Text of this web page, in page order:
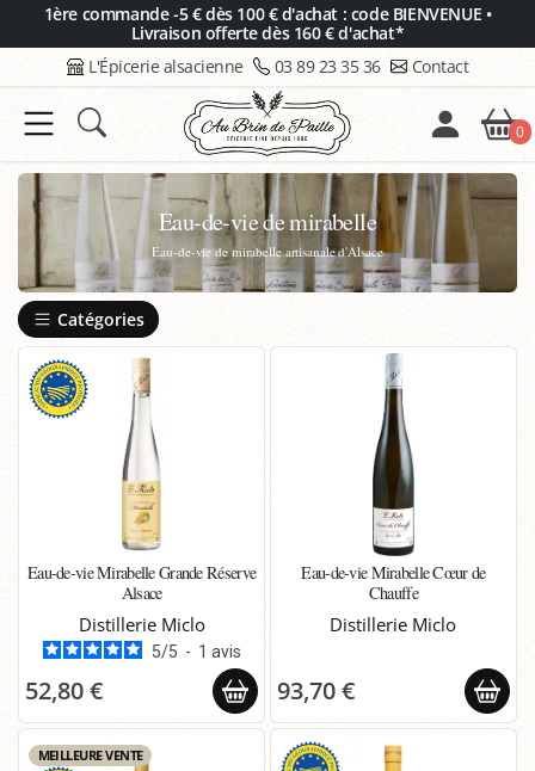
1ère commande -5 € dès 100 € d'achat : code BIENVENUE •
Livraison offerte dès 160 € d'achat*
L'Épicerie alsacienne 03 89 23 35 36 Contact
0
Eau-de-vie de mirabelle
Eau-de-vie de mirabelle artisanale d'Alsace
Catégories
Eau-de-vie Mirabelle Grande Réserve
Alsace
Distillerie Miclo
5/5 - 1 avis
52,80 €
Eau-de-vie Mirabelle Cœur de
Chauffe
Distillerie Miclo
93,70 €
MEILLEURE VENTE
Panneau de gestion des cookies